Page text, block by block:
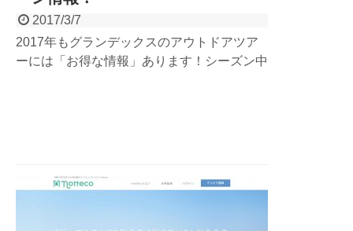
2017/3/7
2017年もグランデックスのアウトドアツア
ーには「お得な情報」あります！シーズン中